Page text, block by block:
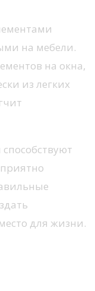
на мебели.
на окна,
из легких
для жизни.